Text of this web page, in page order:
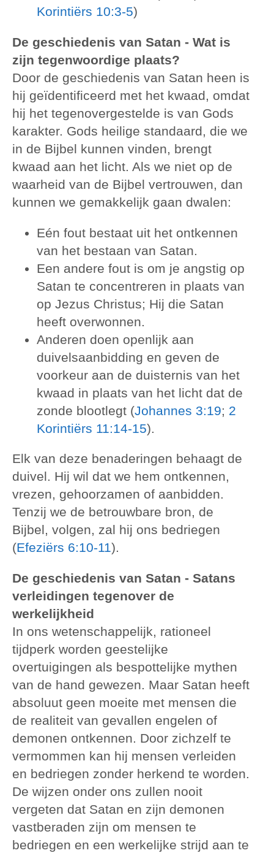
Korintiërs 10:3-5)
De geschiedenis van Satan - Wat is
zijn tegenwoordige plaats?
Door de geschiedenis van Satan heen is
hij geïdentificeerd met het kwaad, omdat
hij het tegenovergestelde is van Gods
karakter. Gods heilige standaard, die we
in de Bijbel kunnen vinden, brengt
kwaad aan het licht. Als we niet op de
waarheid van de Bijbel vertrouwen, dan
kunnen we gemakkelijk gaan dwalen:
Eén fout bestaat uit het ontkennen
van het bestaan van Satan.
Een andere fout is om je angstig op
Satan te concentreren in plaats van
op Jezus Christus; Hij die Satan
heeft overwonnen.
Anderen doen openlijk aan
duivelsaanbidding en geven de
voorkeur aan de duisternis van het
kwaad in plaats van het licht dat de
zonde blootlegt (Johannes 3:19; 2
Korintiërs 11:14-15).
Elk van deze benaderingen behaagt de
duivel. Hij wil dat we hem ontkennen,
vrezen, gehoorzamen of aanbidden.
Tenzij we de betrouwbare bron, de
Bijbel, volgen, zal hij ons bedriegen
(Efeziërs 6:10-11).
De geschiedenis van Satan - Satans
verleidingen tegenover de
werkelijkheid
In ons wetenschappelijk, rationeel
tijdperk worden geestelijke
overtuigingen als bespottelijke mythen
van de hand gewezen. Maar Satan heeft
absoluut geen moeite met mensen die
de realiteit van gevallen engelen of
demonen ontkennen. Door zichzelf te
vermommen kan hij mensen verleiden
en bedriegen zonder herkend te worden.
De wijzen onder ons zullen nooit
vergeten dat Satan en zijn demonen
vastberaden zijn om mensen te
bedriegen en een werkelijke strijd aan te